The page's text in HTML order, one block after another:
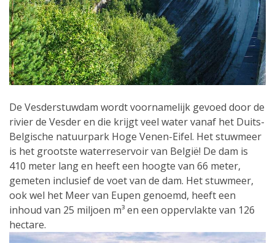
De Vesderstuwdam wordt voornamelijk gevoed door de
rivier de Vesder en die krijgt veel water vanaf het Duits-
Belgische natuurpark Hoge Venen-Eifel. Het stuwmeer
is het grootste waterreservoir van België! De dam is
410 meter lang en heeft een hoogte van 66 meter,
gemeten inclusief de voet van de dam. Het stuwmeer,
ook wel het Meer van Eupen genoemd, heeft een
inhoud van 25 miljoen m³ en een oppervlakte van 126
hectare.